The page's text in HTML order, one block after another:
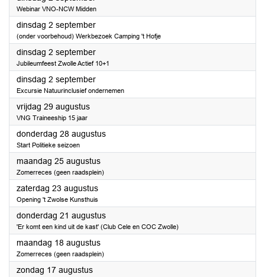
Webinar VNO-NCW Midden
dinsdag 2 september2025
(onder voorbehoud) Werkbezoek Camping 't Hofje
dinsdag 2 september2025
Jubileumfeest Zwolle Actief 10+1
dinsdag 2 september2025
Excursie Natuurinclusief ondernemen
vrijdag 29 augustus2025
VNG Traineeship 15 jaar
donderdag 28 augustus2025
Start Politieke seizoen
maandag 25 augustus2025
Zomerreces (geen raadsplein)
zaterdag 23 augustus2025
Opening 't Zwolse Kunsthuis
donderdag 21 augustus2025
'Er komt een kind uit de kast' (Club Cele en COC Zwolle)
maandag 18 augustus2025
Zomerreces (geen raadsplein)
zondag 17 augustus2025